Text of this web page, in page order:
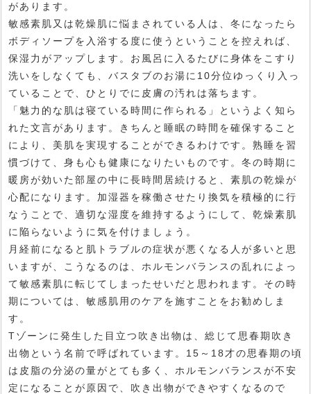
があります。
敏感素肌又は乾燥肌に悩まされている人は、冬になったら
ボディソープを入浴する度に使うということを控えれば、
保湿力がアップします。お風呂に入るたびに身体をこすり
洗いをしなくても、バスタブのお湯に10分位ゆっくり入っ
ていることで、ひとりでに皮膚の汚れは落ちます。
「魅力的な肌は寝ている時間に作られる」というよく知ら
れた文言があります。きちんと睡眠の時間を確保すること
により、美肌を実現することができるわけです。熟睡を習
慣づけて、身も心も健康になりたいものです。冬の時期に
暖房が効いた部屋の中に長時間居続けると、素肌の乾燥が
心配になります。加湿器を稼働させたり換気を積極的に行
なうことで、適切な湿度を維持するようにして、乾燥素肌
に陥らないように気を付けましょう。
月経前になると肌トラブルの症状が悪くなる人が多いと思
いますが、こうなるのは、ホルモンバランスの乱れによっ
て敏感素肌に転じてしまったせいだと思われます。その時
期については、敏感肌用のケアを施すことをお勧めしま
す。
Tゾーンに発生した目立つ吹き出物は、総じて思春期吹き
出物という名前で呼ばれています。15～18才の思春期の頃
は皮脂の分泌の量がとても多く、ホルモンバランスが不安
定になることが原因で、吹き出物ができやすくなるので